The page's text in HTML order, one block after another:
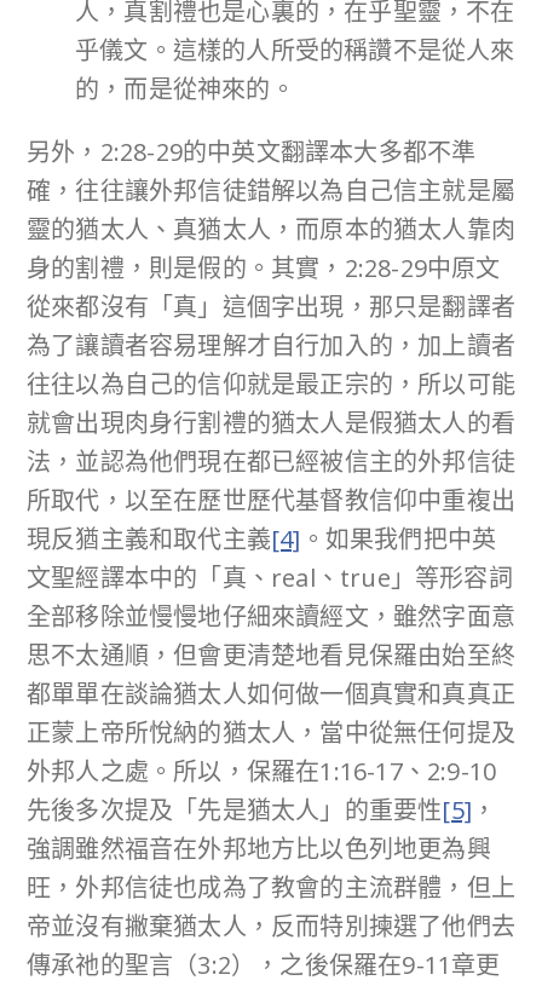
人，真割禮也是心裏的，在乎聖靈，不在
乎儀文。這樣的人所受的稱讚不是從人來
的，而是從神來的。
另外，2:28-29的中英文翻譯本大多都不準
確，往往讓外邦信徒錯解以為自己信主就是屬
靈的猶太人、真猶太人，而原本的猶太人靠肉
身的割禮，則是假的。其實，2:28-29中原文
從來都沒有「真」這個字出現，那只是翻譯者
為了讓讀者容易理解才自行加入的，加上讀者
往往以為自己的信仰就是最正宗的，所以可能
就會出現肉身行割禮的猶太人是假猶太人的看
法，並認為他們現在都已經被信主的外邦信徒
所取代，以至在歷世歷代基督教信仰中重複出
現反猶主義和取代主義[4] 。如果我們把中英
文聖經譯本中的「真、real、true」等形容詞
全部移除並慢慢地仔細來讀經文，雖然字面意
思不太通順，但會更清楚地看見保羅由始至終
都單單在談論猶太人如何做一個真實和真真正
正蒙上帝所悅納的猶太人，當中從無任何提及
外邦人之處。所以，保羅在1:16-17、2:9-10
先後多次提及「先是猶太人」的重要性[5] ，
強調雖然福音在外邦地方比以色列地更為興
旺，外邦信徒也成為了教會的主流群體，但上
帝並沒有撇棄猶太人，反而特別揀選了他們去
傳承祂的聖言（3:2），之後保羅在9-11章更